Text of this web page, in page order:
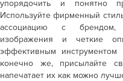
упорядочить и понятно
Используйте фирменный
ассоциацию с брендом,
изображения и четкие
эффективным
конечно же, присылайте
напечатает их как можно